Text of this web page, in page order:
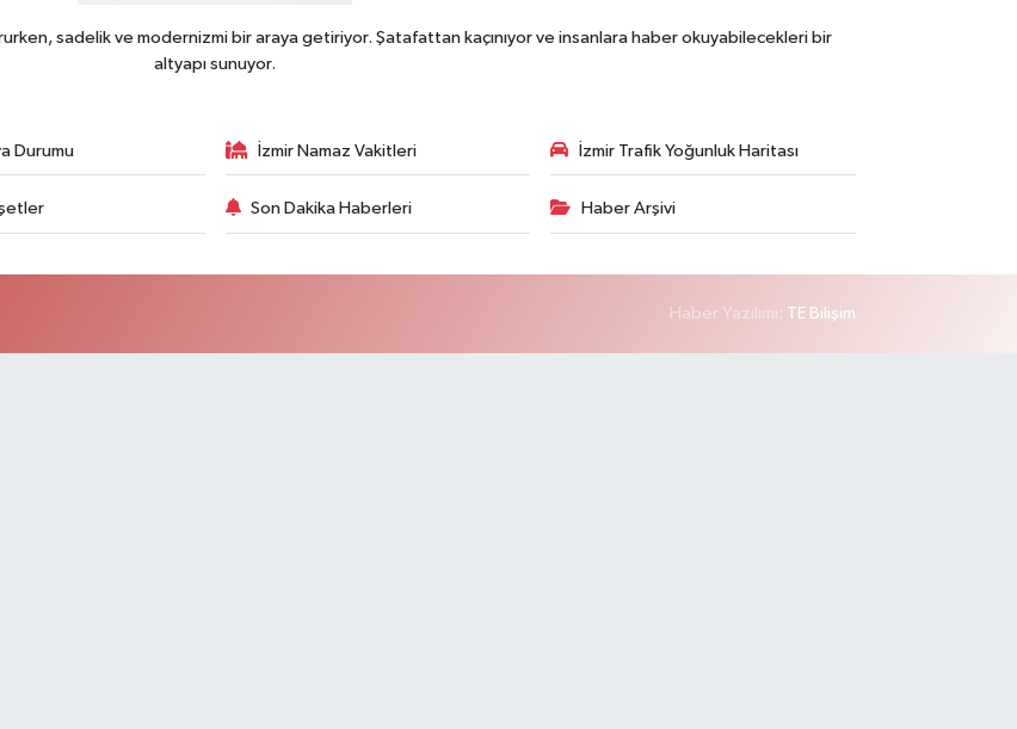
sadelik ve modernizmi bir araya getiriyor. Şatafattan kaçınıyor ve insanlara haber okuyabilecekleri bir
altyapı sunuyor.
Durumu İzmir Namaz Vakitleri İzmir Trafik Yoğunluk Haritası
Son Dakika Haberleri Haber Arşivi
Haber Yazılımı: TE Bilişim